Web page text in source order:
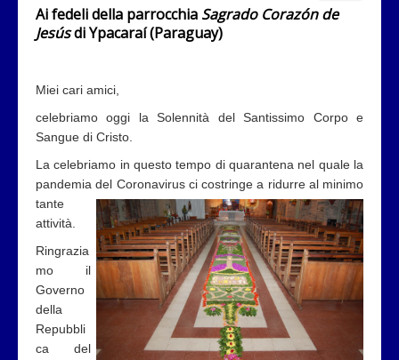
Privacy
Ai fedeli della parrocchia Sagrado Corazón de
Jesúsdi Ypacaraí (Paraguay)
Miei cari amici,
celebriamo oggi la Solennità del Santissimo Corpo e
Sangue di Cristo.
La celebriamo in questo tempo di quarantena nel quale la
pandemia del Coronavirus ci costringe a ridurre al minimo
tante
attività.
Ringrazia
mo il
Governo
della
Repubbli
ca del